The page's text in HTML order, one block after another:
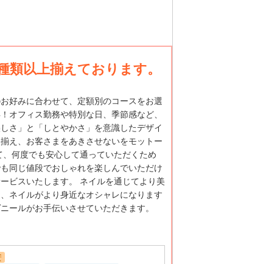
以上揃えております。
好みに合わせて、定額別のコースをお選
オフィス勤務や特別な日、季節感など、
さ」と「しとやかさ」を意識したデザイ
え、お客さまをあきさせないをモットー
、何度でも安心して通っていただくため
同じ値段でおしゃれを楽しんでいただけ
ビスいたします。 ネイルを通じてより美
ネイルがより身近なオシャレになります
ールがお手伝いさせていただきます。